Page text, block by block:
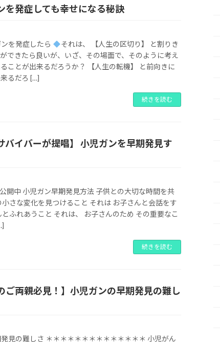
を発症しても幸せになる秘訣
を発症したら
それは、 【人生の区切り】 と割りき
できたら良いが、いざ、その場面で、そのように考え
ことが出来るだろうか？ 【人生の転機】 と前向きに
るだろ […]
続きを読む
バイバーが提唱】 小児ガンを早期発見す
開中 小児ガン早期発見方法 子供との大切な時間を共
さな変化を見つけること それは お子さんと会話をす
ふれあうこと それは、 お子さんのため その重要なこ
続きを読む
ご両親必見！】小児ガンの早期発見の難し
見の難しさ ＊＊＊＊＊＊＊＊＊＊＊＊＊＊ 小児がん